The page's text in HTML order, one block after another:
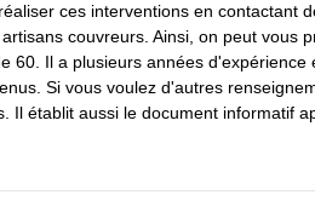
ces interventions en contactant
couvreurs. Ainsi, on peut vous
60. Il a plusieurs années d'expérience
Si vous voulez d'autres
Il établit aussi le document informatif